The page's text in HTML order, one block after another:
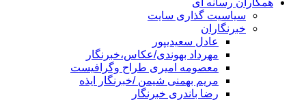
همکاران رسانه ای
سیاسیت گذاری سایت
خبرنگاران
عادل سعیدیپور
مهرداد بهوندی/عکاس،خبرنگار
معصومه امیری طراح وگرافیست
مریم بهمنی شیمن /خبرنگار ایذه
رضا باندری خبرنگار